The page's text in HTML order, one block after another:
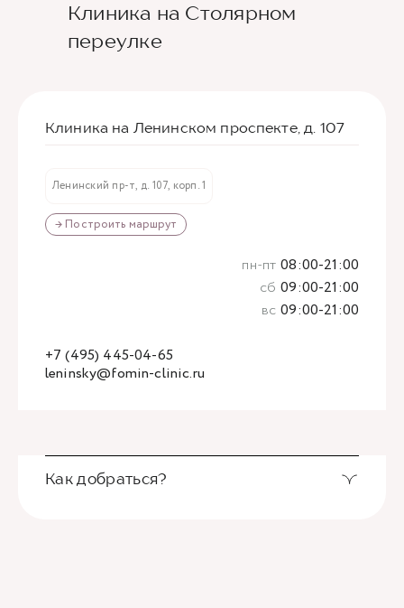
Клиника на Столярном
переулке
Клиника на Ленинском проспекте, д. 107
Ленинский пр-т, д. 107, корп. 1
→ Построить маршрут
leninsky@fomin-clinic.ru
+7 (495) 445-04-65
пн-пт 08:00-21:00
сб 09:00-21:00
вс 09:00-21:00
Как добраться?